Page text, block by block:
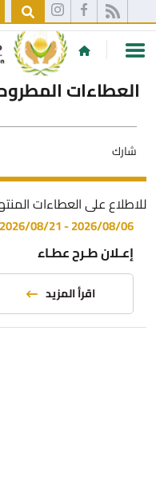
العطاءات
شارك
للاطلاع على العطاءات
2026/08/06
-
2026/08/21
إعـلان طـرح عطـاء
اقرأ المزيد